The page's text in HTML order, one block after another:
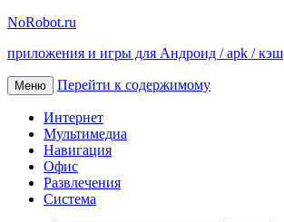
NoRobot.ru
приложения и игры для Андроид / apk / кэш
Меню Перейти к содержимому
Интернет
Мультимедиа
Навигация
Офис
Развлечения
Система